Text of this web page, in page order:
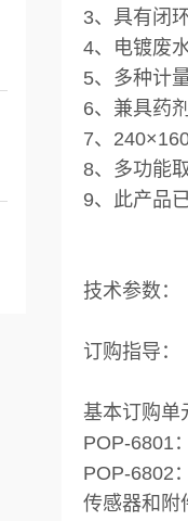
3、具有闭
4、电镀废
5、多种计
6、兼具药
7、
8、多功能
9、此产品
技术参数：
订购指导：
基本订购单
POP-6801
POP-6802
传感器和附